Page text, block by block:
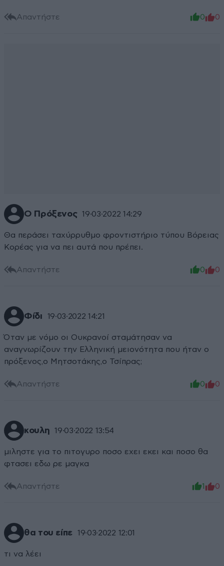
Απαντήστε 0 0
Ο Πρόξενος 19·03·2022 14:29
Θα περάσει ταχύρρυθμο φροντιστήριο τύπου Βόρειας
Κορέας για να πει αυτά που πρέπει.
Απαντήστε 0 0
Φίδι 19·03·2022 14:21
Όταν με νόμο οι Ουκρανοί σταμάτησαν να
αναγνωρίζουν την Ελληνική μειονότητα που ήταν ο
πρόξενος,ο Μητσοτάκης,ο Τσίπρας;
Απαντήστε 0 0
κουλη 19·03·2022 13:54
μιληστε για το πιτογυρο ποσο εχει εκει και ποσο θα
φτασει εδω ρε μαγκα
Απαντήστε 1 0
θα του είπε 19·03·2022 12:01
τι να λέει